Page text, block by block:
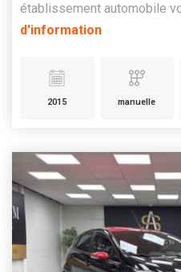
établissement automobile
d'information
2015 manuelle